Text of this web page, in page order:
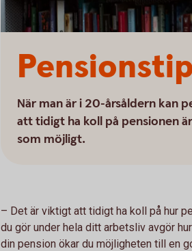
När man är i 20-årsåldern kan
att tidigt ha koll på pensionen
som möjligt.
– Det är viktigt att tidigt ha koll på hur
du gör under hela ditt arbetsliv avgör
din pension ökar du möjligheten till en